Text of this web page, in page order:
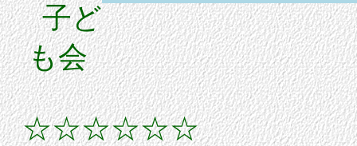
子ど
も会
☆☆☆☆☆☆